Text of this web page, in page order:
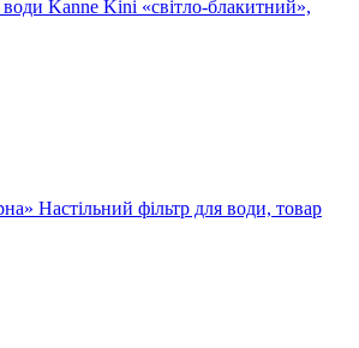
води Kanne Kini «світло-блакитний»,
Настільний фільтр для води, товар